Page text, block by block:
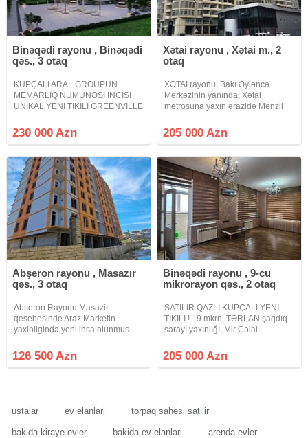
Binəqədi rayonu , Binəqədi
qəs., 3 otaq
KUPÇALI ARAL GROUPUN
MEMARLIQ NÜMUNƏSİ İNCİSİ
UNİKAL YENİ TİKİLİ GREENVİLLE
HƏYƏTƏ BAXIR QAZLI
YAŞAYIŞLI BİNA. Bakı şəhərində
komplekslərindən biri Avtovağzal
230 000 Azn
Xətai rayonu , Xətai m., 2
otaq
XƏTAİ rayonu, Bakı Əyləncə
Mərkəzinin yanında, Xətai
metrosuna yaxın ərazidə Mənzil
Qaz var Çıxarış (Kupça) İpotekaya
yararlı
205 000 Azn
Abşeron rayonu , Masazır
qəs., 3 otaq
Abseron Rayonu Masazir
qesebesinde Araz Marketin
yaxinliginda yeni insa olunmus
kv olan menzil satilir kv 1100 azn
126 500 Azn
Binəqədi rayonu , 9-cu
mikrorayon qəs., 2 otaq
SATILIR QAZLI KUPÇALI YENİ
TİKİLİ ! - 9 mkrn, TƏRLAN şaqdıq
sarayı yaxınlığı, Mir Cəlal
Qanuni 2 otaqlı, 85 kv.m., 19/18 -
MANSARD DEYİL ! - Mənzilin xoş
205 000 Azn
ustalar ev elanlari torpaq sahesi satilir
bakida kiraye evler bakida ev elanlari arenda evler